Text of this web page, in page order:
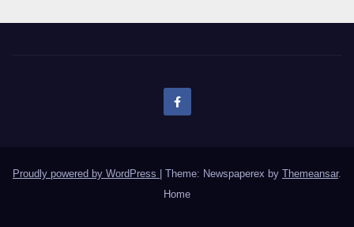
Proudly powered by WordPress Theme: Newspaperex by Themeansar.
Home